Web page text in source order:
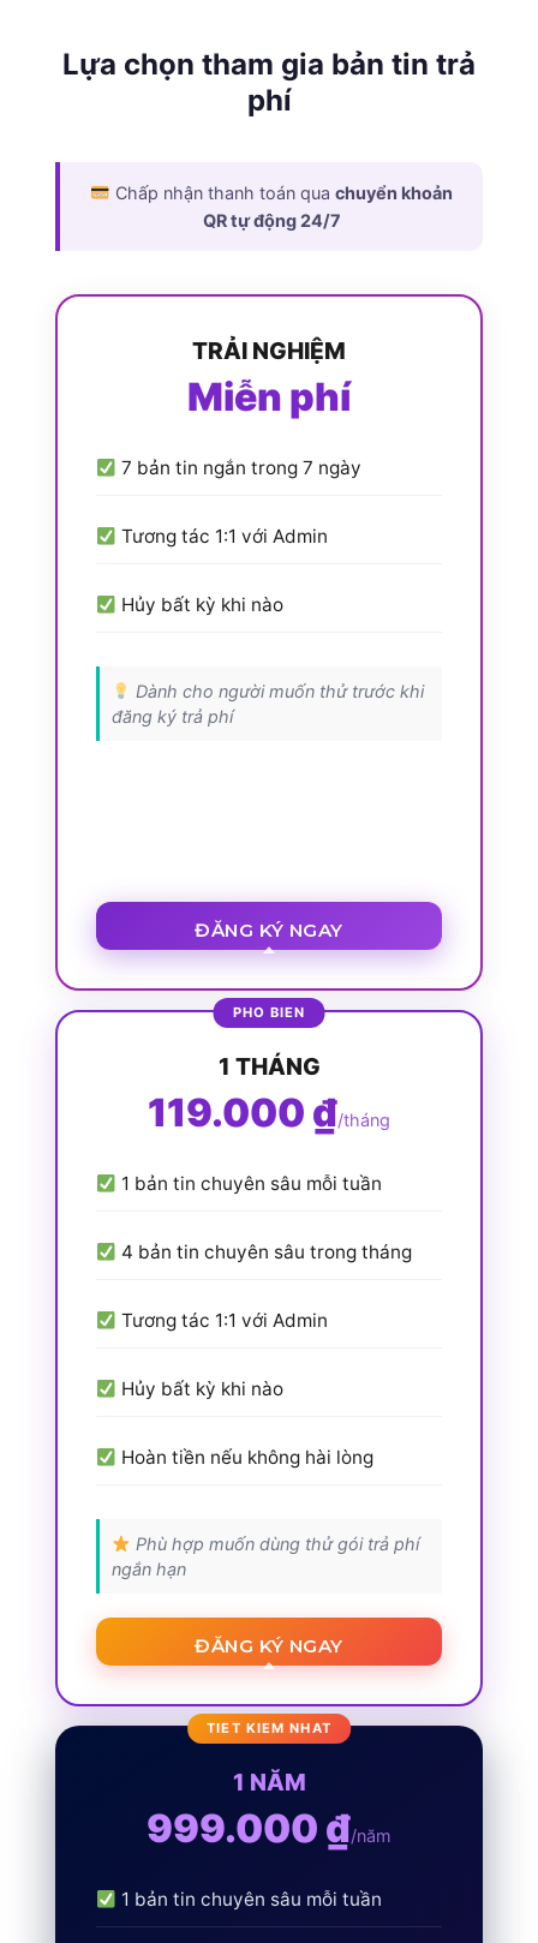
Lựa chọn tham gia bản tin trả
phí
Chấp nhận thanh toán qua chuyển khoản
QR tự động 24/7
TRẢI NGHIỆM
Miễn phí
7 bản tin ngắn trong 7 ngày
Tương tác 1:1 với Admin
Hủy bất kỳ khi nào
Dành cho người muốn thử trước khi
đăng ký trả phí
ĐĂNG KÝ NGAY
1 THÁNG
119.000 ₫/tháng
1 bản tin chuyên sâu mỗi tuần
4 bản tin chuyên sâu trong tháng
Tương tác 1:1 với Admin
Hủy bất kỳ khi nào
Hoàn tiền nếu không hài lòng
Phù hợp muốn dùng thử gói trả phí
ngắn hạn
ĐĂNG KÝ NGAY
1 NĂM
999.000 ₫/năm
1 bản tin chuyên sâu mỗi tuần